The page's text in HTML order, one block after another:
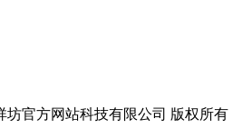
坊官方网站科技有限公司 版权所有